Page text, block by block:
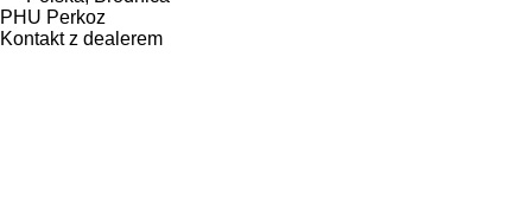
PHU Perkoz
Kontakt z dealerem